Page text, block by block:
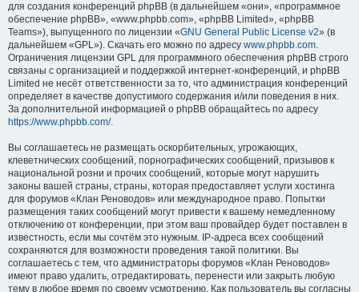
для создания конференций phpBB (в дальнейшем «они», «программное
обеспечение phpBB», «www.phpbb.com», «phpBB Limited», «phpBB
Teams»), выпущенного по лицензии «GNU General Public License v2» (в
дальнейшем «GPL»). Скачать его можно по адресу www.phpbb.com.
Ограничения лицензии GPL для программного обеспечения phpBB строго
связаны с организацией и поддержкой интернет-конференций, и phpBB
Limited не несёт ответственности за то, что администрация конференций
определяет в качестве допустимого содержания и/или поведения в них.
За дополнительной информацией о phpBB обращайтесь по адресу
https://www.phpbb.com/.
Вы соглашаетесь не размещать оскорбительных, угрожающих,
клеветнических сообщений, порнографических сообщений, призывов к
национальной розни и прочих сообщений, которые могут нарушить
законы вашей страны, страны, которая предоставляет услуги хостинга
для форумов «Клан Реноводов» или международное право. Попытки
размещения таких сообщений могут привести к вашему немедленному
отключению от конференции, при этом ваш провайдер будет поставлен в
известность, если мы сочтём это нужным. IP-адреса всех сообщений
сохраняются для возможности проведения такой политики. Вы
соглашаетесь с тем, что администраторы форумов «Клан Реноводов»
имеют право удалить, отредактировать, перенести или закрыть любую
тему в любое время по своему усмотрению. Как пользователь вы согласны